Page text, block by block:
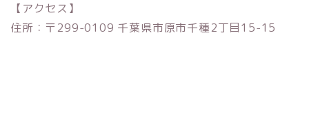
【アクセス】
住所：〒299-0109 千葉県市原市千種2丁目15-15